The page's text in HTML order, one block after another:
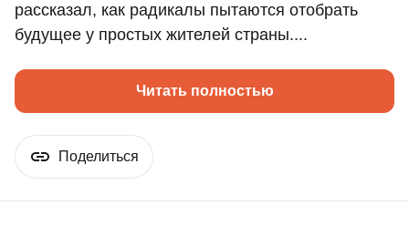
рассказал, как радикалы пытаются отобрать
будущее у простых жителей страны....
Читать полностью
Поделиться